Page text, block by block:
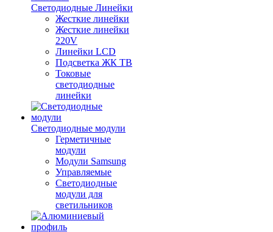
Светодиодные Линейки
Жесткие линейки
Жесткие линейки
220V
Линейки LCD
Подсветка ЖК ТВ
Токовые
светодиодные
линейки
Светодиодные модули
Герметичные
модули
Модули Samsung
Управляемые
Светодиодные
модули для
светильников